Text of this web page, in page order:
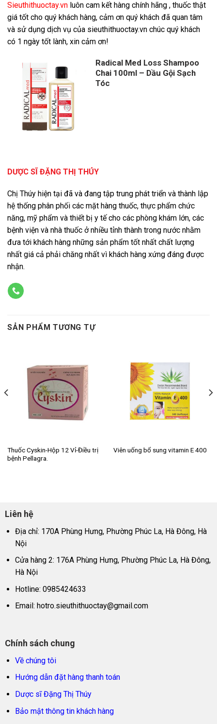
Sieuthithuoctay.vn luôn cam kết hàng chính hãng , thuốc thật
giá tốt cho quý khách hàng, cảm ơn quý khách đã quan tâm
và sử dụng dịch vụ của sieuthithuoctay.vn chúc quý khách
có 1 ngày tốt lành, xin cảm ơn!
Radical Med Loss Shampoo
Chai 100ml – Dầu Gội Sạch
Tóc
DƯỢC SĨ ĐẶNG THỊ THÚY
Chị Thúy hiện tại đã và đang tập trung phát triển và thành lập
hệ thống phân phối các mặt hàng thuốc, thực phẩm chức
năng, mỹ phẩm và thiết bị y tế cho các phòng khám lớn, các
bệnh viện và nhà thuốc ở nhiều tỉnh thành trong nước nhằm
đưa tới khách hàng những sản phẩm tốt nhất chất lượng
nhất giá cả phải chăng nhất vì khách hàng xứng đáng được
nhận.
SẢN PHẨM TƯƠNG TỰ
Thuốc Cyskin-Hộp 12 Vỉ-Điều trị
bệnh Pellagra.
Viên uống bổ sung vitamin E 400
Liên hệ
Địa chỉ: 170A Phùng Hưng, Phường Phúc La, Hà Đông, Hà
Nội
Cửa hàng 2: 176A Phùng Hưng, Phường Phúc La, Hà Đông,
Hà Nội
Hotline: 0985424633
Email: hotro.sieuthithuoctay@gmail.com
Chính sách chung
Về chúng tôi
Hướng dẫn đặt hàng thanh toán
Dược sĩ Đặng Thị Thúy
Bảo mật thông tin khách hàng